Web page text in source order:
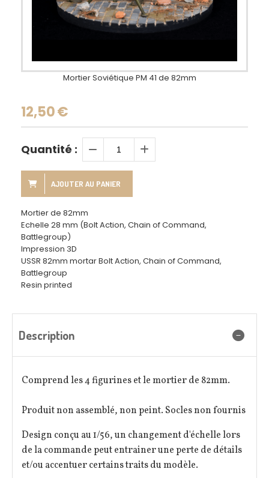
Mortier Soviétique PM 41 de 82mm
12,50€
Quantité :
AJOUTER AU PANIER
Mortier de 82mm
Echelle 28 mm (Bolt Action, Chain of Command,
Battlegroup)
Impression 3D
USSR 82mm mortar Bolt Action, Chain of Command,
Battlegroup
Resin printed
Description
Comprend les 4 figurines et le mortier de 82mm.
Produit non assemblé, non peint. Socles non fournis
Design conçu au 1/56, un changement d'échelle lors
de la commande peut entrainer une perte de détails
et/ou accentuer certains traits du modèle.